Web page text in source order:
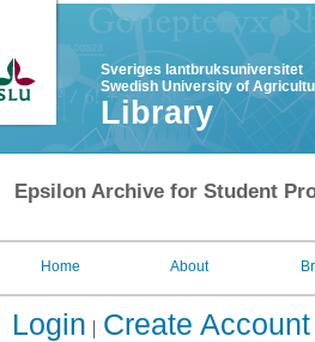
Sveriges lantbruksuniversitet
Swedish University of
Library
Epsilon Archive for Student
Home About
Login Create Account